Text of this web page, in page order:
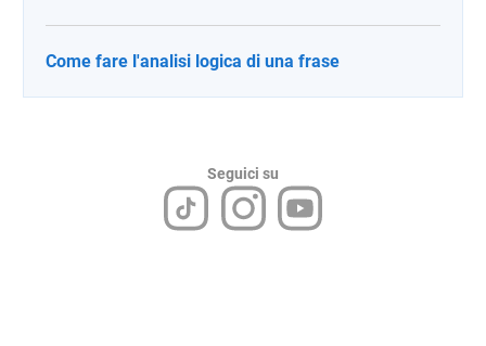
Come fare l'analisi logica di una frase
Seguici su